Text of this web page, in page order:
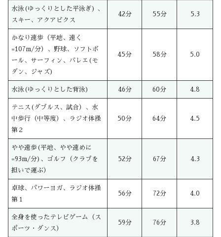
水泳(ゆっくりとした平泳ぎ) 、
スキー、アクアビクス
42分 55分 5.3
かなり速歩（平地、速く
=107m/分）、野球、ソフトボ
ール、サーフィン、バレエ(モ
ダン、ジャズ)
45分 58分 5.0
水泳(ゆっくりとした背泳) 46分 60分 4.8
テニス(ダブルス、試合）、水
中歩行（中等度）、ラジオ体操
第２
50分 64分 4.5
やや速歩(平地、やや速めに
=93m/分)、ゴルフ（クラブを
担いで運ぶ）
52分 67分 4.3
卓球、パワーヨガ、ラジオ体操
第１
56分 72分 4.0
全身を使ったテレビゲーム（ス
ポーツ・ダンス）
59分 76分 3.8